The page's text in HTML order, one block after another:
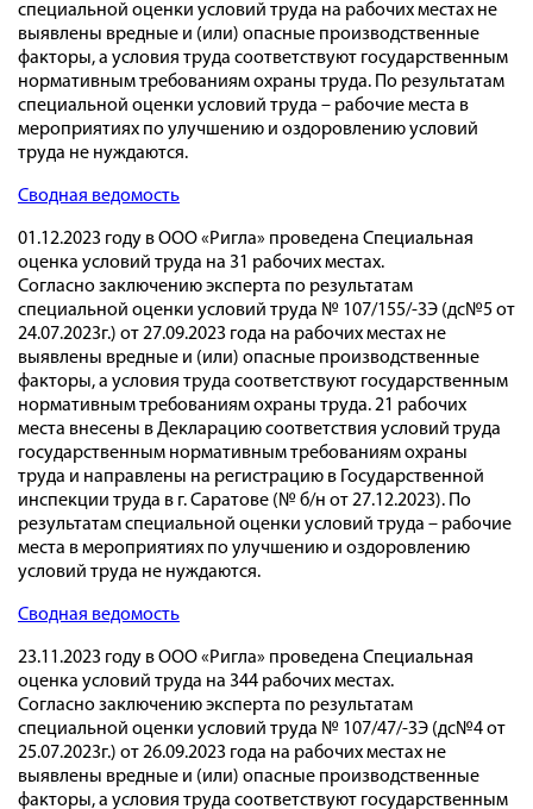
специальной оценки условий труда на рабочих местах не
выявлены вредные и (или) опасные производственные
факторы, а условия труда соответствуют государственным
нормативным требованиям охраны труда. По результатам
специальной оценки условий труда – рабочие места в
мероприятиях по улучшению и оздоровлению условий
труда не нуждаются.
Сводная ведомость
01.12.2023 году в ООО «Ригла» проведена Специальная
оценка условий труда на 31 рабочих местах.
Согласно заключению эксперта по результатам
специальной оценки условий труда № 107/155/-ЗЭ (дс№5 от
24.07.2023г.) от 27.09.2023 года на рабочих местах не
выявлены вредные и (или) опасные производственные
факторы, а условия труда соответствуют государственным
нормативным требованиям охраны труда. 21 рабочих
места внесены в Декларацию соответствия условий труда
государственным нормативным требованиям охраны
труда и направлены на регистрацию в Государственной
инспекции труда в г. Саратове (№ б/н от 27.12.2023). По
результатам специальной оценки условий труда – рабочие
места в мероприятиях по улучшению и оздоровлению
условий труда не нуждаются.
Сводная ведомость
23.11.2023 году в ООО «Ригла» проведена Специальная
оценка условий труда на 344 рабочих местах.
Согласно заключению эксперта по результатам
специальной оценки условий труда № 107/47/-ЗЭ (дс№4 от
25.07.2023г.) от 26.09.2023 года на рабочих местах не
выявлены вредные и (или) опасные производственные
факторы, а условия труда соответствуют государственным